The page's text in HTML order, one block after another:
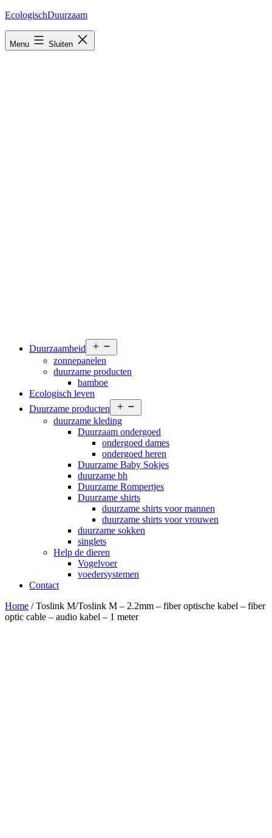
Ga
inhoud
EcologischDuurzaam
Menu Sluiten
Duurzaamheid
menu
zonnepanelen
duurzame producten
bamboe
Ecologisch leven
Duurzame producten
menu
duurzame kleding
Duurzaam ondergoed
ondergoed dames
ondergoed heren
Duurzame Baby Sokjes
duurzame bh
Duurzame Rompertjes
Duurzame shirts
duurzame shirts voor mannen
duurzame shirts voor vrouwen
duurzame sokken
singlets
Help de dieren
Vogelvoer
voedersystemen
Contact
Home / Toslink M/Toslink M – 2.2mm – fiber optische kabel – fiber
optic cable – audio kabel – 1 meter